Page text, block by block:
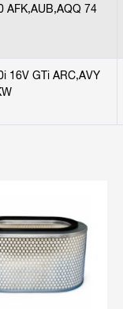
AFK,AUB,AQQ 74
16V GTi ARC,AVY